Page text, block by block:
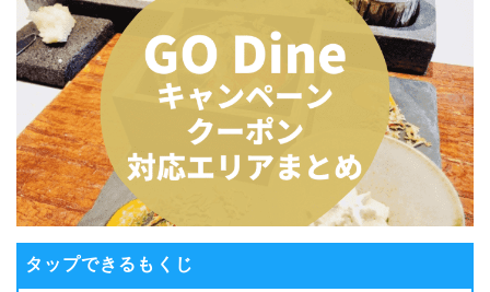
タップできるもくじ